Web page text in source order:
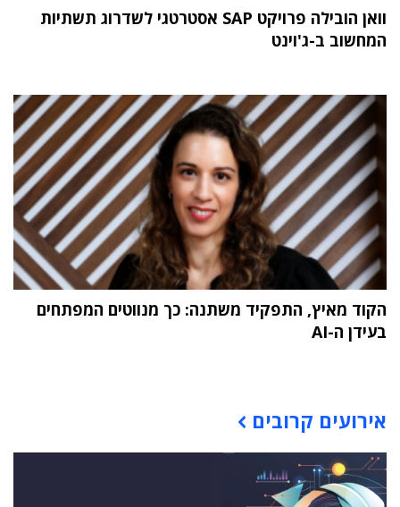
וואן הובילה פרויקט SAP אסטרטגי לשדרוג תשתיות
המחשוב ב-ג'וינט
הקוד מאיץ, התפקיד משתנה: כך מנווטים המפתחים
בעידן ה-AI
אירועים קרובים